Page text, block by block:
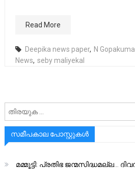
Read More
Deepika news paper, N
News, seby maliyekal
സമീപകാല പോസ്റ്റുകൾ
മമ്മൂട്ടി: പ്രതിഭ ജന്മസിദ്ധമല്ല…